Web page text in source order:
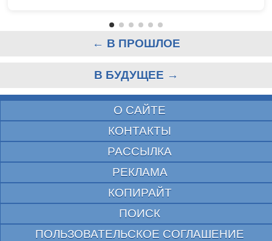
← В ПРОШЛОЕ
В БУДУЩЕЕ →
О САЙТЕ
КОНТАКТЫ
РАССЫЛКА
РЕКЛАМА
КОПИРАЙТ
ПОИСК
ПОЛЬЗОВАТЕЛЬСКОЕ СОГЛАШЕНИЕ